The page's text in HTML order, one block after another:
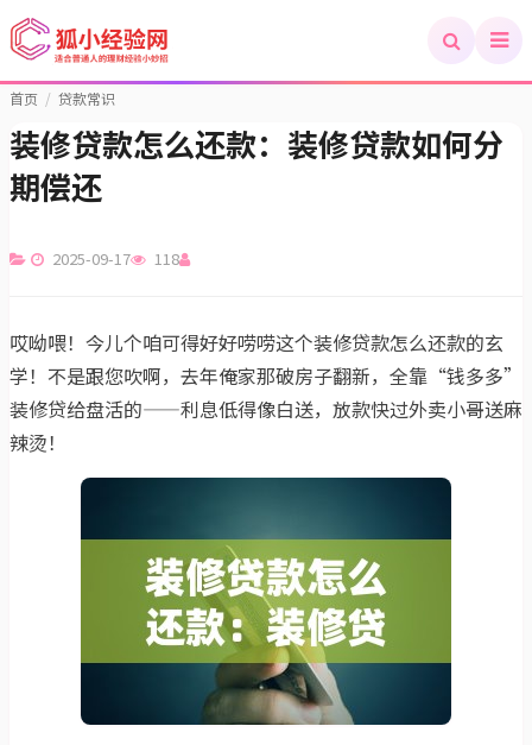
首页 / 贷款常识
装修贷款怎么还款：装修贷款如何分
期偿还
2025-09-17 118
哎呦喂！今儿个咱可得好好唠唠这个装修贷款怎么还款的玄
学！不是跟您吹啊，去年俺家那破房子翻新，全靠“钱多多”
装修贷给盘活的——利息低得像白送，放款快过外卖小哥送麻
辣烫！